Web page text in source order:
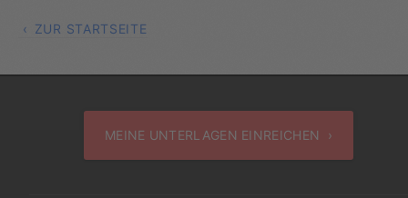
ZUR STARTSEITE
MEINE UNTERLAGEN EINREICHEN ›